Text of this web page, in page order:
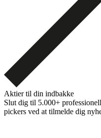
Aktier til din indbakke
Slut dig til 5.000+
pickers ved at tilmelde dig